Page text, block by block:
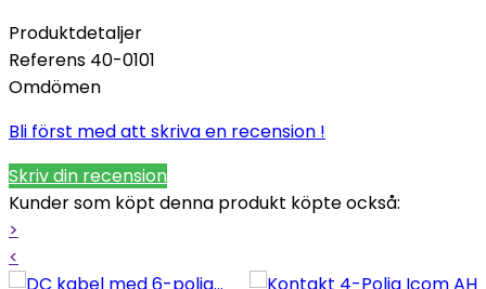
Produktdetaljer
Referens 40-0101
Omdömen
Bli först med att skriva en recension !
Skriv din recension
Kunder som köpt denna produkt köpte också:
>
<